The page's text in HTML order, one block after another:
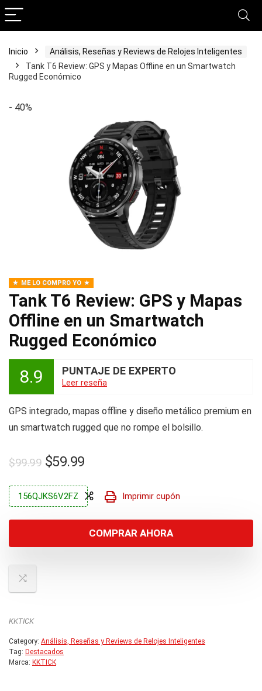
Inicio
Análisis, Reseñas y Reviews de Relojes Inteligentes
Tank T6 Review: GPS y Mapas Offline en un Smartwatch
Rugged Económico
- 40%
ME LO COMPRO YO
Tank T6 Review: GPS y Mapas
Offline en un Smartwatch
Rugged Económico
8.9 PUNTAJE DE EXPERTO
Leer reseña
GPS integrado, mapas offline y diseño metálico premium en
un smartwatch rugged que no rompe el bolsillo.
$99.99 El
original
era:
$59.99El
actual
es:
$59.99.
156QJKS6V2FZ Imprimir cupón
COMPRAR AHORA
KKTICK
Category: Análisis, Reseñas y Reviews de Relojes Inteligentes
Tag: Destacados
Marca: KKTICK